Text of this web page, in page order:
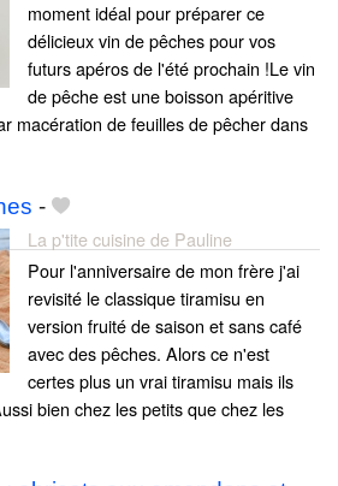
moment idéal pour préparer ce
délicieux vin de pêches pour vos
futurs apéros de l'été prochain !Le vin
de pêche est une boisson apéritive
macération de feuilles de pêcher dans
-
La p'tite cuisine de Pauline
Pour l'anniversaire de mon frère j'ai
revisité le classique tiramisu en
version fruité de saison et sans café
avec des pêches. Alors ce n'est
certes plus un vrai tiramisu mais ils
bien chez les petits que chez les